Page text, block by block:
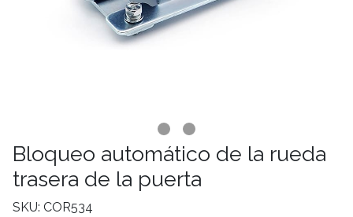
Bloqueo automático de la rueda
trasera de la puerta
SKU: COR534